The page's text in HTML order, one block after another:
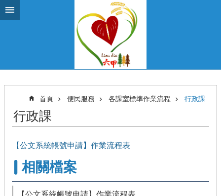
跳到主要內容區塊
首頁 便民服務 各課室標準作業流程 行政課
行政課
【公文系統帳號申請】作業流程表
相關檔案
【公文系統帳號申請】作業流程表